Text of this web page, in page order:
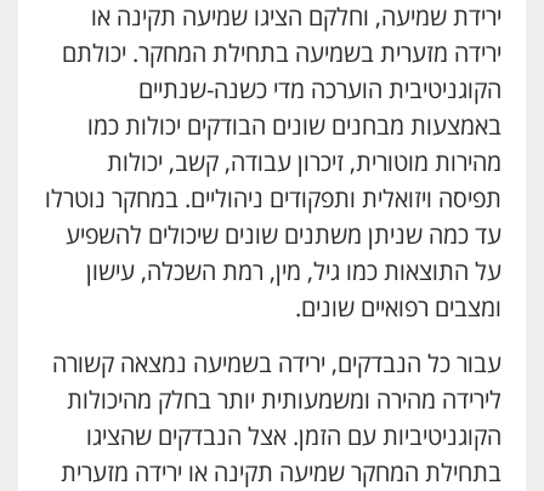
ירידת שמיעה, וחלקם הציגו שמיעה תקינה או
ירידה מזערית בשמיעה בתחילת המחקר. יכולתם
הקוגניטיבית הוערכה מדי כשנה-שנתיים
באמצעות מבחנים שונים הבודקים יכולות כמו
מהירות מוטורית, זיכרון עבודה, קשב, יכולות
תפיסה ויזואלית ותפקודים ניהוליים. במחקר נוטרלו
עד כמה שניתן משתנים שונים שיכולים להשפיע
על התוצאות כמו גיל, מין, רמת השכלה, עישון
ומצבים רפואיים שונים.
עבור כל הנבדקים, ירידה בשמיעה נמצאה קשורה
לירידה מהירה ומשמעותית יותר בחלק מהיכולות
הקוגניטיביות עם הזמן. אצל הנבדקים שהציגו
בתחילת המחקר שמיעה תקינה או ירידה מזערית